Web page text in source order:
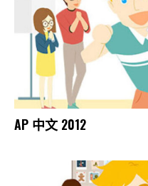
AP 中文 2012